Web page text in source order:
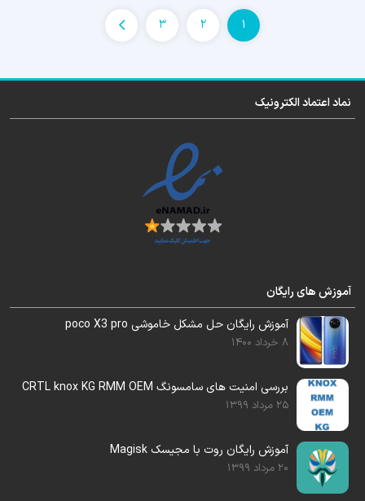
اطلاعات
1
2
3
نماد اعتماد الکترونیک
آموزش های رایگان
آموزش رایگان حل مشکل خاموشی poco X3 pro
8 خرداد 1400
بررسی امنیت های سامسونگ CRTL knox KG RMM OEM
25 مرداد 1399
آموزش رایگان روت با مجیسک Magisk
20 مرداد 1399